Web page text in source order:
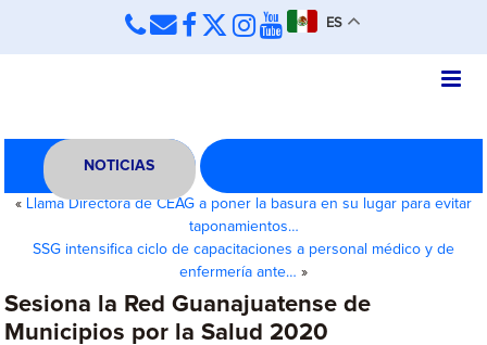
ES
NOTICIAS
« Llama Directora de CEAG a poner la basura en su lugar para evitar
taponamientos…
SSG intensifica ciclo de capacitaciones a personal médico y de
enfermería ante… »
Sesiona la Red Guanajuatense de
Municipios por la Salud 2020